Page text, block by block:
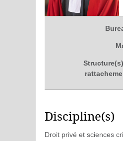
Discipline(s)
Droit privé et sciences